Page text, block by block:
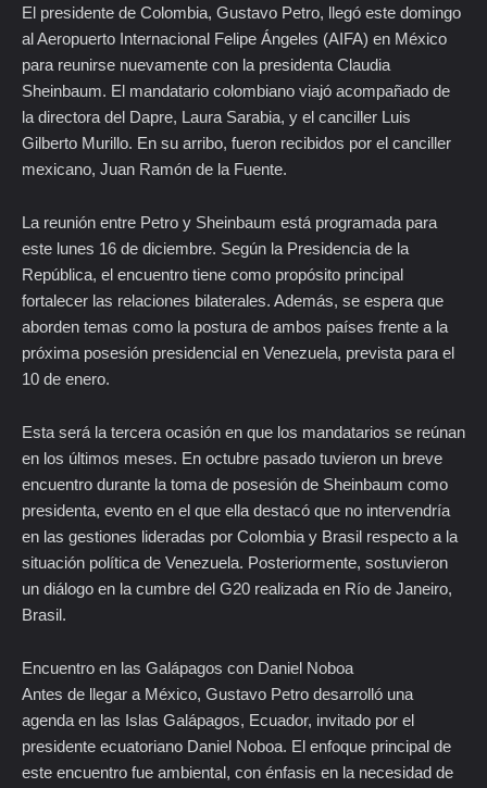
El presidente de Colombia, Gustavo Petro, llegó este domingo
al Aeropuerto Internacional Felipe Ángeles (AIFA) en México
para reunirse nuevamente con la presidenta Claudia
Sheinbaum. El mandatario colombiano viajó acompañado de
la directora del Dapre, Laura Sarabia, y el canciller Luis
Gilberto Murillo. En su arribo, fueron recibidos por el canciller
mexicano, Juan Ramón de la Fuente.
La reunión entre Petro y Sheinbaum está programada para
este lunes 16 de diciembre. Según la Presidencia de la
República, el encuentro tiene como propósito principal
fortalecer las relaciones bilaterales. Además, se espera que
aborden temas como la postura de ambos países frente a la
próxima posesión presidencial en Venezuela, prevista para el
10 de enero.
Esta será la tercera ocasión en que los mandatarios se reúnan
en los últimos meses. En octubre pasado tuvieron un breve
encuentro durante la toma de posesión de Sheinbaum como
presidenta, evento en el que ella destacó que no intervendría
en las gestiones lideradas por Colombia y Brasil respecto a la
situación política de Venezuela. Posteriormente, sostuvieron
un diálogo en la cumbre del G20 realizada en Río de Janeiro,
Brasil.
Encuentro en las Galápagos con Daniel Noboa
Antes de llegar a México, Gustavo Petro desarrolló una
agenda en las Islas Galápagos, Ecuador, invitado por el
presidente ecuatoriano Daniel Noboa. El enfoque principal de
este encuentro fue ambiental, con énfasis en la necesidad de